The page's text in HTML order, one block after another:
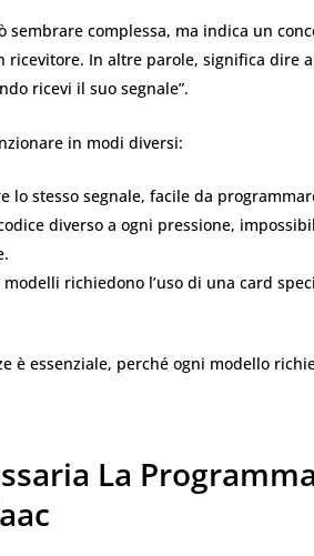
sembrare complessa, ma indica un
ricevitore. In altre parole, significa dire
ricevi il suo segnale”.
in modi diversi:
lo stesso segnale, facile da
diverso a ogni pressione,
richiedono l’uso di una card
è essenziale, perché ogni modello
La